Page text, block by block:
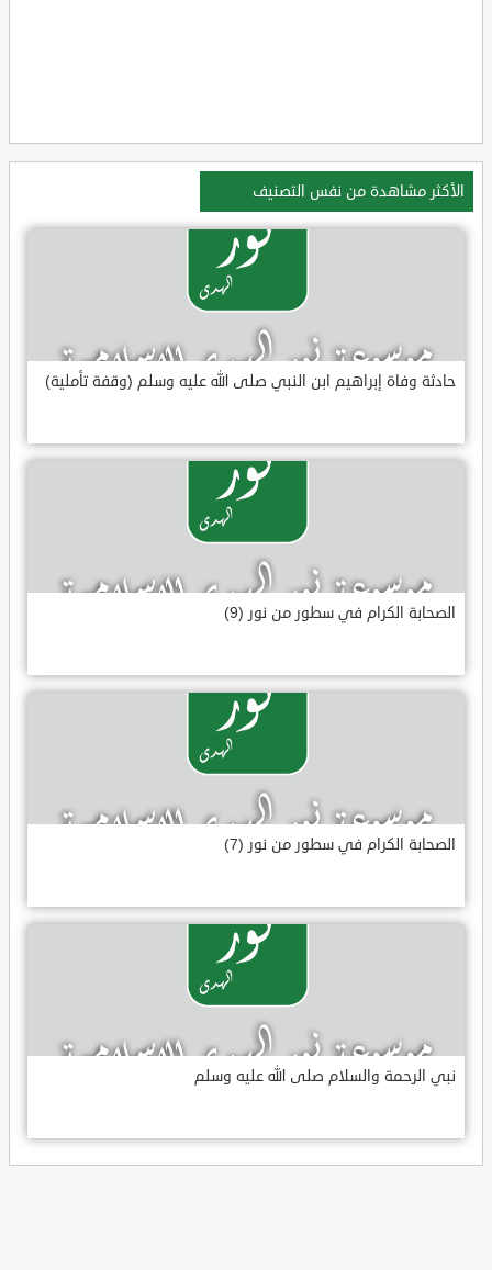
الأكثر مشاهدة من نفس التصنيف
حادثة وفاة إبراهيم ابن النبي صلى الله عليه وسلم (وقفة تأملية)
الصحابة الكرام في سطور من نور (9)
الصحابة الكرام في سطور من نور (7)
نبي الرحمة والسلام صلى الله عليه وسلم